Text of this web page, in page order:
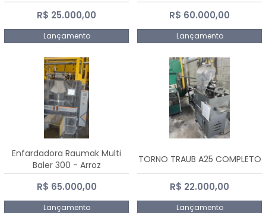
R$ 25.000,00
Lançamento
R$ 60.000,00
Lançamento
Enfardadora Raumak Multi
Baler 300 - Arroz
R$ 65.000,00
Lançamento
TORNO TRAUB A25 COMPLETO
R$ 22.000,00
Lançamento